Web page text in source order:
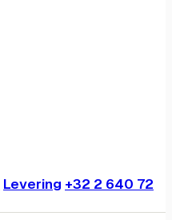
Levering +32 2 640 72